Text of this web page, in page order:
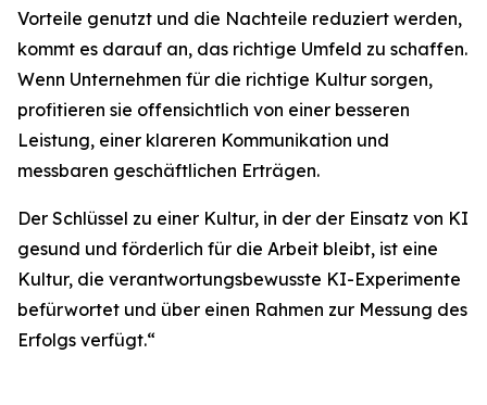
Vorteile genutzt und die Nachteile reduziert werden,
kommt es darauf an, das richtige Umfeld zu schaffen.
Wenn Unternehmen für die richtige Kultur sorgen,
profitieren sie offensichtlich von einer besseren
Leistung, einer klareren Kommunikation und
messbaren geschäftlichen Erträgen.
Der Schlüssel zu einer Kultur, in der der Einsatz von KI
gesund und förderlich für die Arbeit bleibt, ist eine
Kultur, die verantwortungsbewusste KI-Experimente
befürwortet und über einen Rahmen zur Messung des
Erfolgs verfügt.“